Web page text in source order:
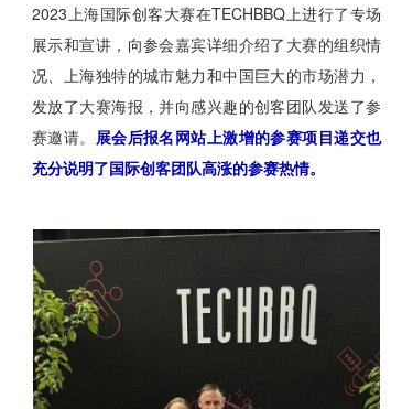
2023上海国际创客大赛在TECHBBQ上进行了专场
展示和宣讲，向参会嘉宾详细介绍了大赛的组织情
况、上海独特的城市魅力和中国巨大的市场潜力，
发放了大赛海报，并向感兴趣的创客团队发送了参
赛邀请。
展会后报名网站上激增的参赛项目递交也
充分说明了国际创客团队高涨的参赛热情。